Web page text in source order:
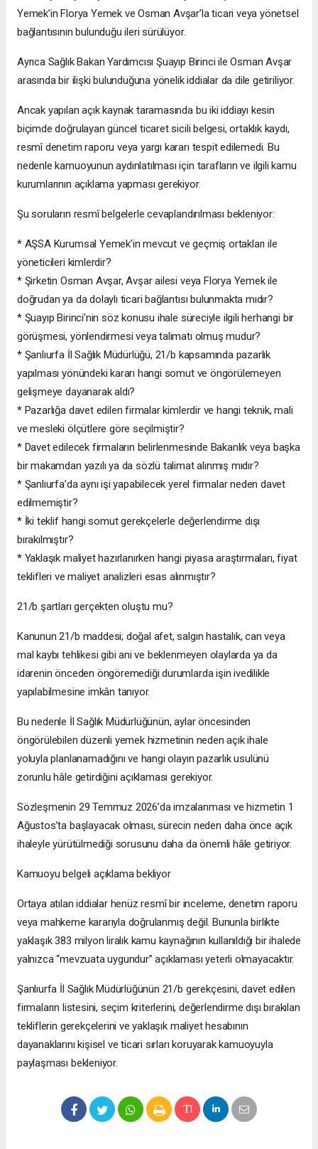
Yemek’in Florya Yemek ve Osman Avşar’la ticari veya yönetsel
bağlantısının bulunduğu ileri sürülüyor.
Ayrıca Sağlık Bakan Yardımcısı Şuayıp Birinci ile Osman Avşar
arasında bir ilişki bulunduğuna yönelik iddialar da dile getiriliyor.
Ancak yapılan açık kaynak taramasında bu iki iddiayı kesin
biçimde doğrulayan güncel ticaret sicili belgesi, ortaklık kaydı,
resmî denetim raporu veya yargı kararı tespit edilemedi. Bu
nedenle kamuoyunun aydınlatılması için tarafların ve ilgili kamu
kurumlarının açıklama yapması gerekiyor.
Şu soruların resmî belgelerle cevaplandırılması bekleniyor:
* AŞSA Kurumsal Yemek’in mevcut ve geçmiş ortakları ile
yöneticileri kimlerdir?
* Şirketin Osman Avşar, Avşar ailesi veya Florya Yemek ile
doğrudan ya da dolaylı ticari bağlantısı bulunmakta mıdır?
* Şuayıp Birinci’nin söz konusu ihale süreciyle ilgili herhangi bir
görüşmesi, yönlendirmesi veya talimatı olmuş mudur?
* Şanlıurfa İl Sağlık Müdürlüğü, 21/b kapsamında pazarlık
yapılması yönündeki kararı hangi somut ve öngörülemeyen
gelişmeye dayanarak aldı?
* Pazarlığa davet edilen firmalar kimlerdir ve hangi teknik, mali
ve mesleki ölçütlere göre seçilmiştir?
* Davet edilecek firmaların belirlenmesinde Bakanlık veya başka
bir makamdan yazılı ya da sözlü talimat alınmış mıdır?
* Şanlıurfa’da aynı işi yapabilecek yerel firmalar neden davet
edilmemiştir?
* İki teklif hangi somut gerekçelerle değerlendirme dışı
bırakılmıştır?
* Yaklaşık maliyet hazırlanırken hangi piyasa araştırmaları, fiyat
teklifleri ve maliyet analizleri esas alınmıştır?
21/b şartları gerçekten oluştu mu?
Kanunun 21/b maddesi; doğal afet, salgın hastalık, can veya
mal kaybı tehlikesi gibi ani ve beklenmeyen olaylarda ya da
idarenin önceden öngöremediği durumlarda işin ivedilikle
yapılabilmesine imkân tanıyor.
Bu nedenle İl Sağlık Müdürlüğünün, aylar öncesinden
öngörülebilen düzenli yemek hizmetinin neden açık ihale
yoluyla planlanamadığını ve hangi olayın pazarlık usulünü
zorunlu hâle getirdiğini açıklaması gerekiyor.
Sözleşmenin 29 Temmuz 2026’da imzalanması ve hizmetin 1
Ağustos’ta başlayacak olması, sürecin neden daha önce açık
ihaleyle yürütülmediği sorusunu daha da önemli hâle getiriyor.
Kamuoyu belgeli açıklama bekliyor
Ortaya atılan iddialar henüz resmî bir inceleme, denetim raporu
veya mahkeme kararıyla doğrulanmış değil. Bununla birlikte
yaklaşık 383 milyon liralık kamu kaynağının kullanıldığı bir ihalede
yalnızca “mevzuata uygundur” açıklaması yeterli olmayacaktır.
Şanlıurfa İl Sağlık Müdürlüğünün 21/b gerekçesini, davet edilen
firmaların listesini, seçim kriterlerini, değerlendirme dışı bırakılan
tekliflerin gerekçelerini ve yaklaşık maliyet hesabının
dayanaklarını kişisel ve ticari sırları koruyarak kamuoyuyla
paylaşması bekleniyor.